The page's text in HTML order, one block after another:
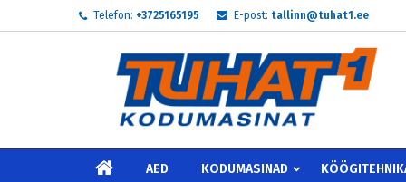
Telefon: +3725165195 E-post: tallinn@tuhat1.ee
AVALEHELE
AED KODUMASINAD